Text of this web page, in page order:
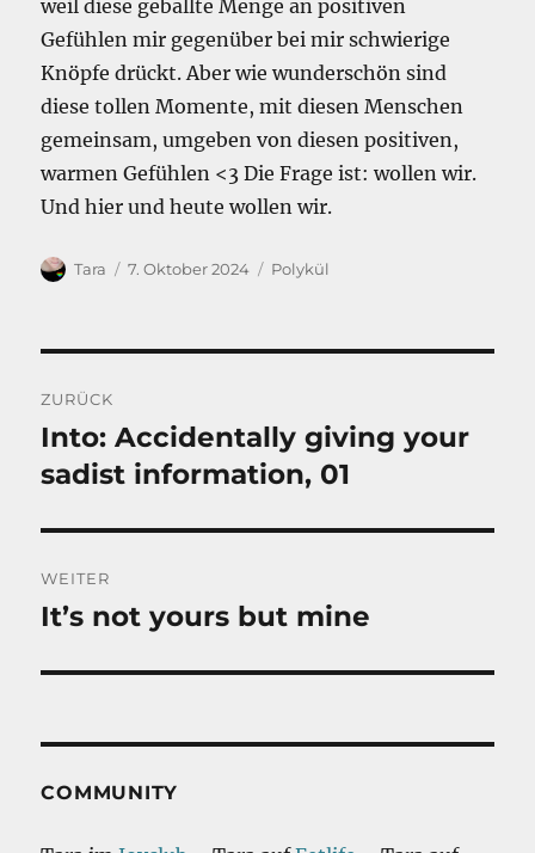
weil diese geballte Menge an positiven
Gefühlen mir gegenüber bei mir schwierige
Knöpfe drückt. Aber wie wunderschön sind
diese tollen Momente, mit diesen Menschen
gemeinsam, umgeben von diesen positiven,
warmen Gefühlen <3 Die Frage ist: wollen wir.
Und hier und heute wollen wir.
Autor
Tara
Veröffentlicht
7. Oktober 2024 Kategorien
Polykül
ZURÜCK
Vorheriger
Beitrag:
Into: Accidentally giving your
sadist information, 01
WEITER
Nächster
It’s not yours but mine
COMMUNITY